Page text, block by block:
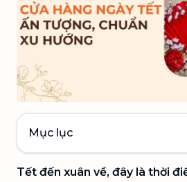
Mục lục
Tết đến xuân về, đây là thời